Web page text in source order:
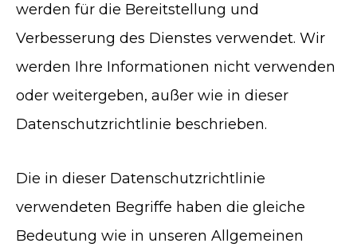
werden für die Bereitstellung und
Verbesserung des Dienstes verwendet. Wir
werden Ihre Informationen nicht verwenden
oder weitergeben, außer wie in dieser
Datenschutzrichtlinie beschrieben.
Die in dieser Datenschutzrichtlinie
verwendeten Begriffe haben die gleiche
Bedeutung wie in unseren Allgemeinen